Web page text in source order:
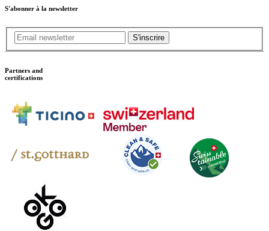
S'abonner à la newsletter
S'inscrire
Partners and
certifications